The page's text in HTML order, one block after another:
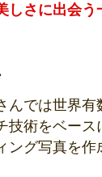
しさに出会う
んでは世界有
技術をベース
ング写真を作